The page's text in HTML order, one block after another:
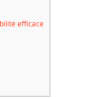
efficace